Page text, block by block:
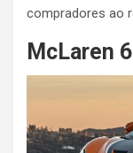
compradores ao
McLaren